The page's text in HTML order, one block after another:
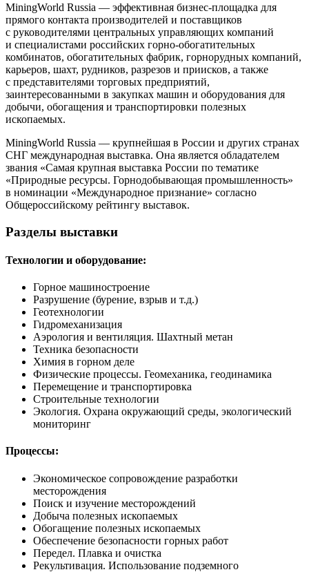
MiningWorld Russia — эффективная бизнес-площадка для
прямого контакта производителей и поставщиков
с руководителями центральных управляющих компаний
и специалистами российских горно-обогатительных
комбинатов, обогатительных фабрик, горнорудных компаний,
карьеров, шахт, рудников, разрезов и приисков, а также
с представителями торговых предприятий,
заинтересованными в закупках машин и оборудования для
добычи, обогащения и транспортировки полезных
ископаемых.
MiningWorld Russia — крупнейшая в России и других странах
СНГ международная выставка. Она является обладателем
звания «Самая крупная выставка России по тематике
«Природные ресурсы. Горнодобывающая промышленность»
в номинации «Международное признание» согласно
Общероссийскому рейтингу выставок.
Разделы выставки
Технологии и оборудование:
Горное машиностроение
Разрушение (бурение, взрыв и т.д.)
Геотехнологии
Гидромеханизация
Аэрология и вентиляция. Шахтный метан
Техника безопасности
Химия в горном деле
Физические процессы. Геомеханика, геодинамика
Перемещение и транспортировка
Строительные технологии
Экология. Охрана окружающий среды, экологический
мониторинг
Процессы:
Экономическое сопровождение разработки
месторождения
Поиск и изучение месторождений
Добыча полезных ископаемых
Обогащение полезных ископаемых
Обеспечение безопасности горных работ
Передел. Плавка и очистка
Рекультивация. Использование подземного